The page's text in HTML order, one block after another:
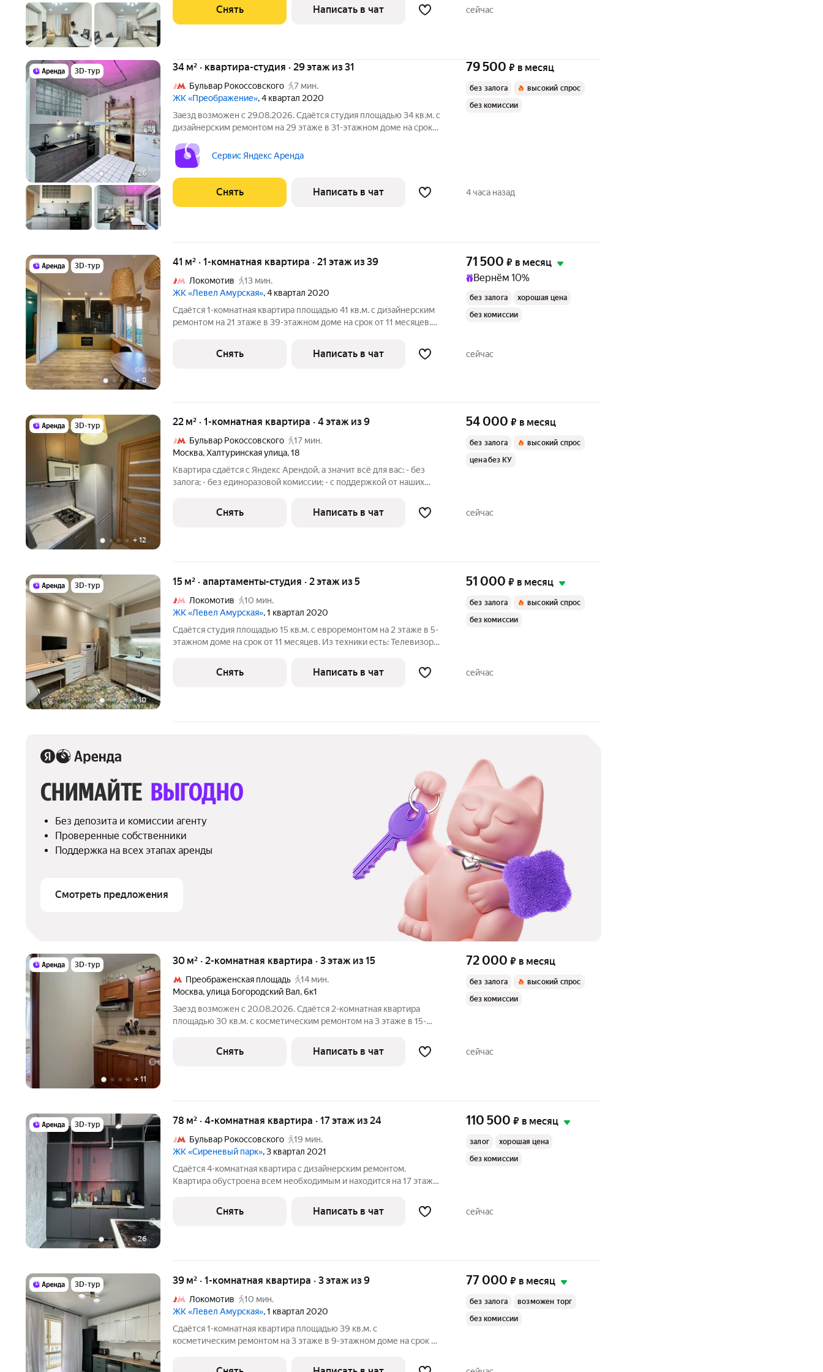
Снять Написать в чат сейчас
3D-тур
+26
34 м² · квартира-студия · 29 этаж из 31
Бульвар Рокоссовского
7 мин.
ЖК «Преображение», 4 квартал 2020
Заезд возможен с 29.08.2026. Сдаётся студия площадью 34 кв.м. с
дизайнерским ремонтом на 29 этаже в 31-этажном доме на срок
Стиральная машина Холодильник Посудомоечная машина
Кондиционер
Сервис Яндекс Аренда
79 500 ₽ в месяц
без залога
высокий спрос
без комиссии
Снять Написать в чат 4 часа назад
3D-тур
+8
41 м² · 1-комнатная квартира · 21 этаж из 39
Локомотив
13 мин.
ЖК «Левел Амурская», 4 квартал 2020
Сдаётся 1-комнатная квартира площадью 41 кв.м. с дизайнерским
ремонтом на 21 этаже в 39-этажном доме на срок от 11 месяцев.
Посудомоечная машина Микроволновка Дом - монолитный, окна
71 500 ₽ в месяц
Вернём 10%
без залога
хорошая цена
без комиссии
Снять Написать в чат сейчас
3D-тур
+12
22 м² · 1-комнатная квартира · 4 этаж из 9
Бульвар Рокоссовского
17 мин.
Москва,Халтуринская улица,18
Квартира сдаётся с Яндекс Арендой, а значит всё для вас: - без
залога; - без единоразовой комиссии; - с поддержкой от наших
квартиру онлайн это так же детально, как вживую, только вы не
54 000 ₽ в месяц
без залога
высокий спрос
цена без КУ
Снять Написать в чат сейчас
3D-тур
+10
15 м² · апартаменты-студия · 2 этаж из 5
Локомотив
10 мин.
ЖК «Левел Амурская», 1 квартал 2020
Сдаётся студия площадью 15 кв.м. с евроремонтом на 2 этаже в 5-
этажном доме на срок от 11 месяцев. Из техники есть: Телевизор
Из мебели есть : Двухспальная кровать- трансформер Большой
51 000 ₽ в месяц
без залога
высокий спрос
без комиссии
Снять Написать в чат сейчас
СНИМАЙТЕ ВЫГОДНО
Без депозита и комиссии агенту
Проверенные собственники
Поддержка на всех этапах аренды
Смотреть предложения
3D-тур
+ 11
30 м² · 2-комнатная квартира · 3 этаж из 15
Преображенская площадь
14 мин.
Москва,улица Богородский Вал,6к1
Заезд возможен с 20.08.2026. Сдаётся 2-комнатная квартира
площадью 30 кв.м. с косметическим ремонтом на 3 этаже в 15-
Стиральная машина Холодильник Дом - кирпичный, окна выходят
72 000 ₽ в месяц
без залога
высокий спрос
без комиссии
Снять Написать в чат сейчас
3D-тур
+26
78 м² · 4-комнатная квартира · 17 этаж из 24
Бульвар Рокоссовского
19 мин.
ЖК «Сиреневый парк», 3 квартал 2021
Сдаётся 4-комнатная квартира с дизайнерским ремонтом.
Квартира обустроена всем необходимым и находится на 17 этаже
КВАРТИРЕ Квартира площадью 78 кв м с тёплыми полами. Кухня-
гостиная, три
110 500 ₽ в месяц
залог
хорошая цена
без комиссии
Снять Написать в чат сейчас
3D-тур 39 м² · 1-комнатная квартира · 3 этаж из 9
Локомотив
10 мин.
ЖК «Левел Амурская», 1 квартал 2020
Сдаётся 1-комнатная квартира площадью 39 кв.м. с
косметическим ремонтом на 3 этаже в 9-этажном доме на срок от
77 000 ₽ в месяц
без залога
возможен торг
без комиссии